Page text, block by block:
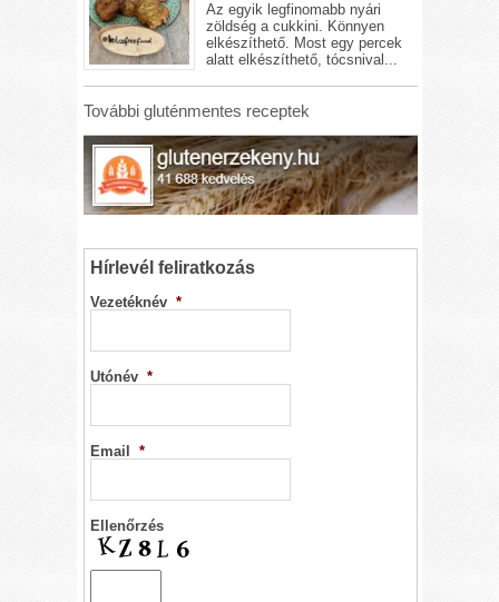
Az egyik legfinomabb nyári
zöldség a cukkini. Könnyen
elkészíthető. Most egy percek
alatt elkészíthető, tócsnival...
További gluténmentes receptek
Hírlevél feliratkozás
Vezetéknév *
Utónév *
Email *
Ellenőrzés